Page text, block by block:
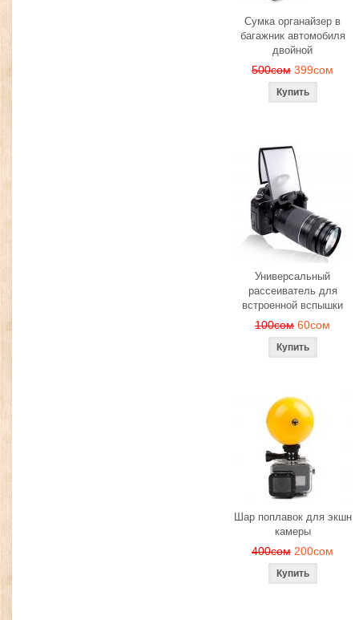
Сумка органайзер в
багажник автомобиля
двойной
500сом 399сом
Универсальный
рассеиватель для
встроенной вспышки
100сом 60сом
Шар поплавок для экшн
камеры
400сом 200сом